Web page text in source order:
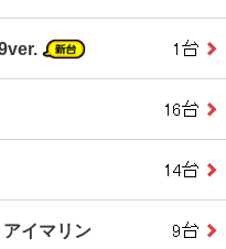
イマリン